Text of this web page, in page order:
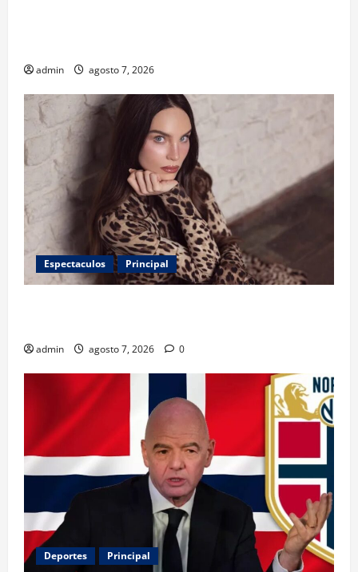
admin agosto 7, 2026
Espectaculos Principal
admin agosto 7, 2026 0
Deportes Principal